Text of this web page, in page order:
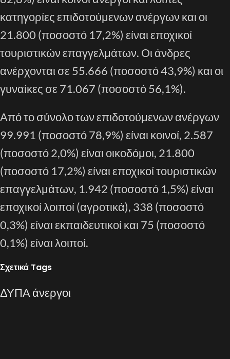
κατηγορίες επιδοτούμενων ανέργων και οι
21.800 (ποσοστό 17,2%) είναι εποχικοί
τουριστικών επαγγελμάτων. Οι άνδρες
ανέρχονται σε 55.666 (ποσοστό 43,9%) και οι
γυναίκες σε 71.067 (ποσοστό 56,1%).
Από το σύνολο των επιδοτούμενων ανέργων
99.991 (ποσοστό 78,9%) είναι κοινοί, 2.587
(ποσοστό 2,0%) είναι οικοδόμοι, 21.800
(ποσοστό 17,2%) είναι εποχικοί τουριστικών
επαγγελμάτων, 1.942 (ποσοστό 1,5%) είναι
εποχικοί λοιποί (αγροτικά), 338 (ποσοστό
0,3%) είναι εκπαιδευτικοί και 75 (ποσοστό
0,1%) είναι λοιποί.
Σχετικά Tags
ΔΥΠΑ άνεργοι